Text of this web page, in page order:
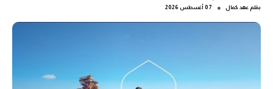
بقلم عهد كمال ● 07 أغسطس 2026